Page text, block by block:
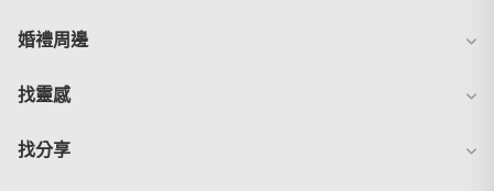
婚禮周邊
找靈感
找分享